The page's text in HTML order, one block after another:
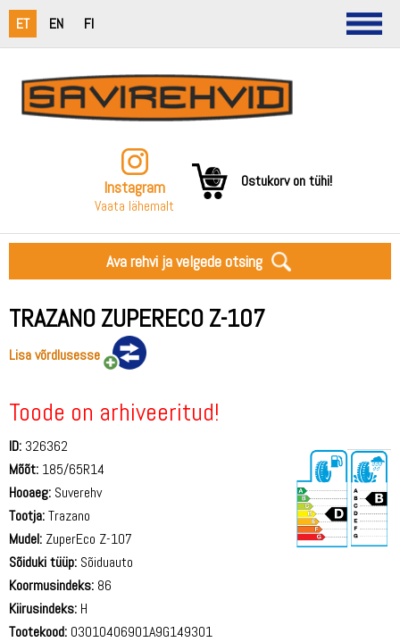
ET EN FI
Instagram
Vaata lähemalt
Ostukorv on tühi!
Ava rehvi ja velgede otsing
TRAZANO ZUPERECO Z-107
Lisa võrdlusesse
Toode on arhiveeritud!
ID: 326362
Mõõt: 185/65R14
Hooaeg: Suverehv
Tootja:Trazano
Mudel: ZuperEco Z-107
Sõiduki tüüp: Sõiduauto
Koormusindeks: 86
Kiirusindeks: H
Tootekood: 03010406901A9G149301